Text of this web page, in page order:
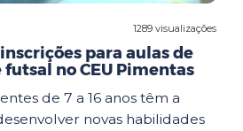
1289 visualizações
para aulas de
no CEU Pimentas
de 7 a 16 anos têm a
novas habilidades